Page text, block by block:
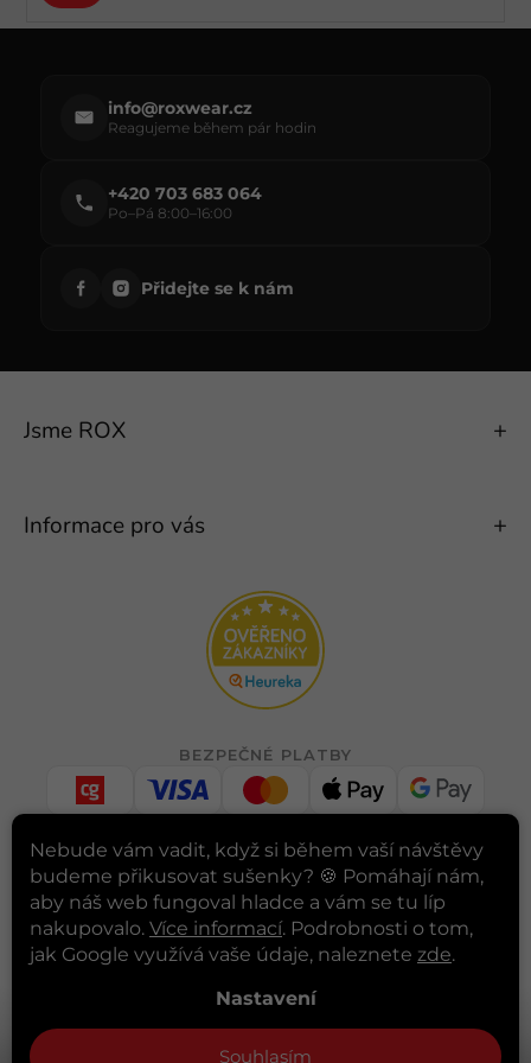
Nebude vám vadit, když si během vaší návštěvy
budeme přikusovat sušenky? 🍪 Pomáhají nám,
aby náš web fungoval hladce a vám se tu líp
nakupovalo. Více informací. Podrobnosti o tom,
jak Google využívá vaše údaje, naleznete zde.
Nastavení
Souhlasím
p
Přihlásit
info@roxwear.cz
Reagujeme během pár hodin
+420 703 683 064
Po–Pá 8:00–16:00
Přidejte se k nám
Jsme ROX
Informace pro vás
BEZPEČNÉ PLATBY
RYCHLÉ DORUČENÍ
INSTAGRAM
Sledovat na Instagramu